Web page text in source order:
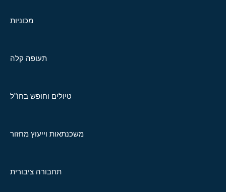
מכוניות
תעופה קלה
טיולים וחופש בחו"ל
משכנתאות וייעוץ מחזור
תחבורה ציבורית